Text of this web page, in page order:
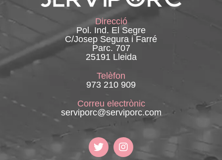
Direcció
Pol. Ind. El Segre
C/Josep Segura i Farré
Parc. 707
25191 Lleida
Telèfon
973 210 909
Correu electrònic
serviporc@serviporc.com